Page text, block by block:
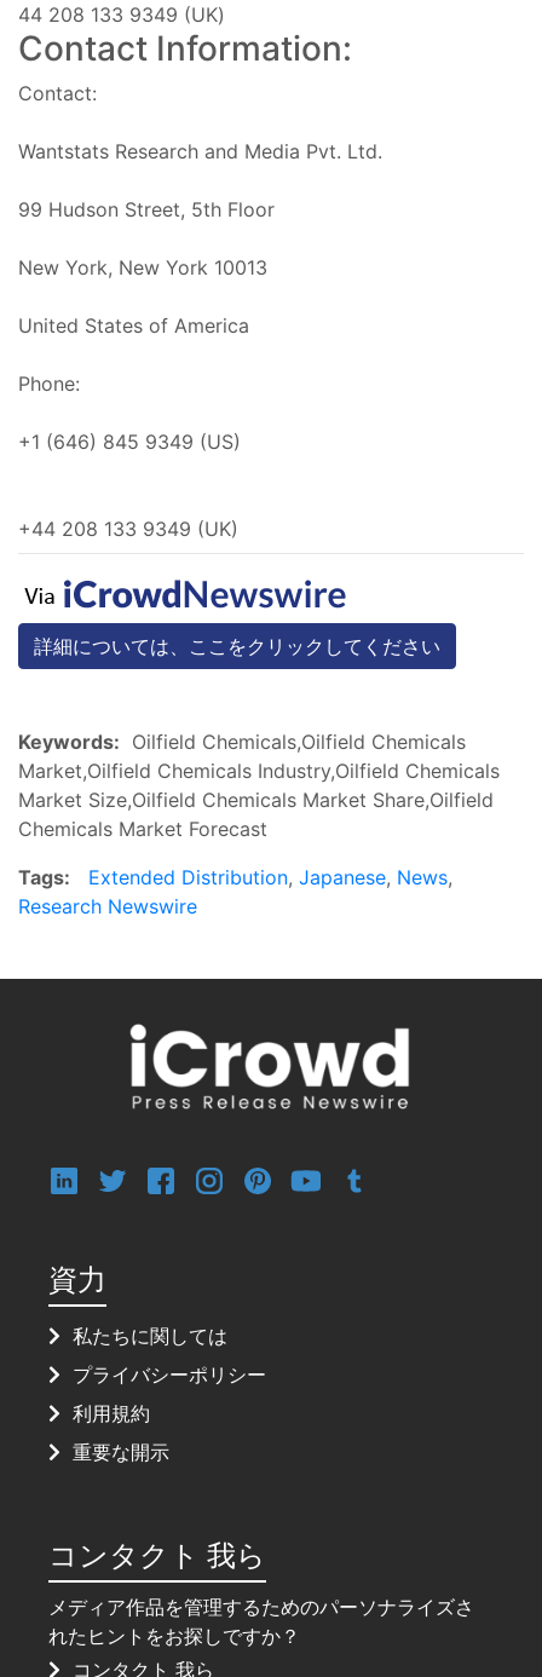
44 208 133 9349 (UK)
Contact Information:
Contact:
Wantstats Research and Media Pvt. Ltd.
99 Hudson Street, 5th Floor
New York, New York 10013
United States of America
Phone:
+1 (646) 845 9349 (US)
+44 208 133 9349 (UK)
詳細については、ここをクリックしてください
Keywords: Oilfield Chemicals,Oilfield Chemicals
Market,Oilfield Chemicals Industry,Oilfield Chemicals
Market Size,Oilfield Chemicals Market Share,Oilfield
Chemicals Market Forecast
Tags:
Extended Distribution, Japanese, News,
Research Newswire
資力
私たちに関しては
プライバシーポリシー
利用規約
重要な開示
コンタクト 我ら
メディア作品を管理するためのパーソナライズさ
れたヒントをお探しですか？
コンタクト 我ら